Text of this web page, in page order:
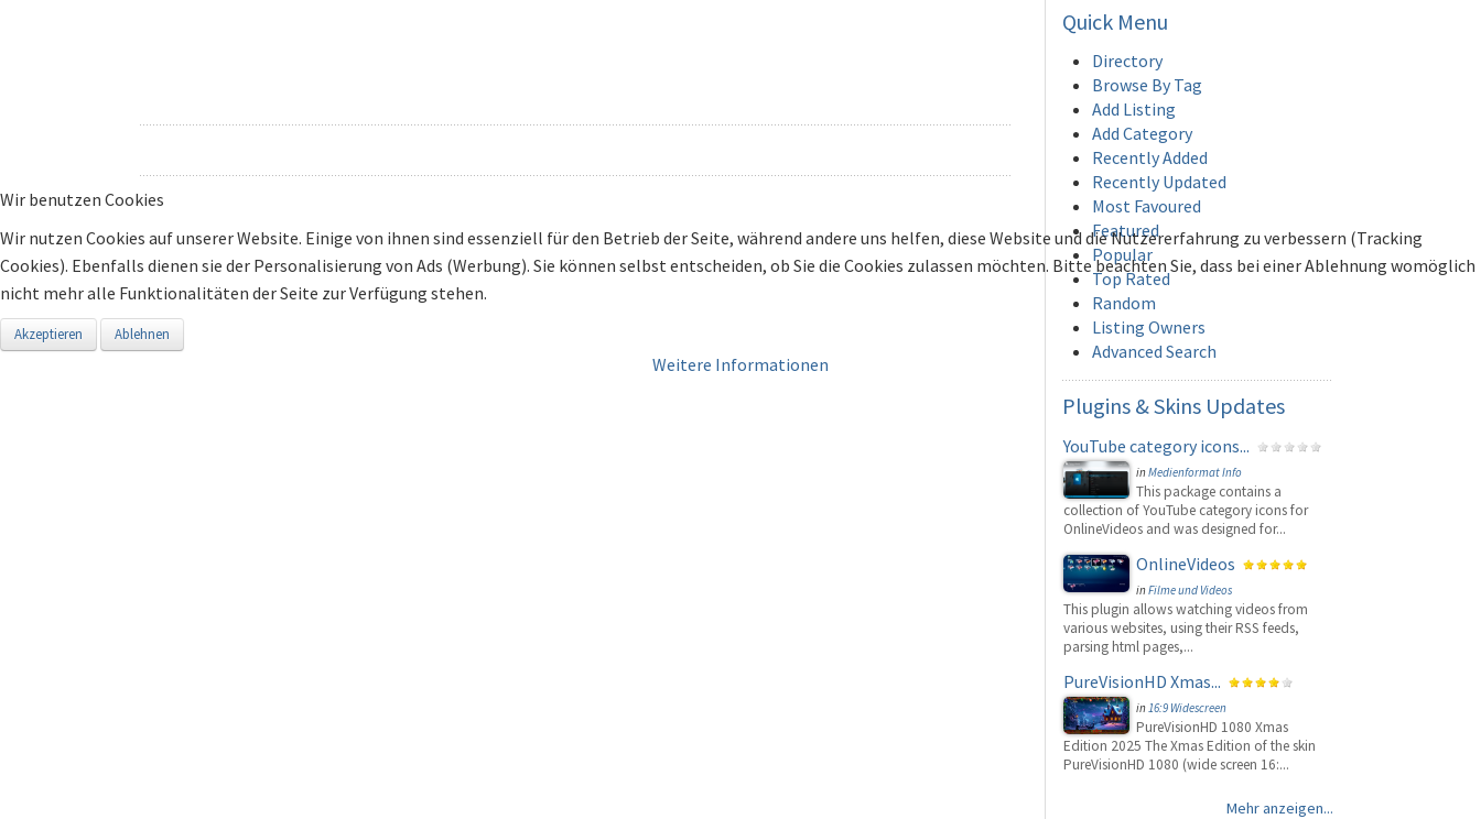
Quick Menu
Directory
Browse By Tag
Add Listing
Add Category
Recently Added
Recently Updated
Most Favoured
Featured
Popular
Top Rated
Random
Listing Owners
Advanced Search
Plugins & Skins Updates
YouTube category icons...
inMedienformat Info
This package contains a
collection of YouTube category icons for
OnlineVideos and was designed for...
OnlineVideos
inFilme und Videos
This plugin allows watching videos from
various websites, using their RSS feeds,
parsing html pages,...
PureVisionHD Xmas...
in16:9 Widescreen
PureVisionHD 1080 Xmas
Edition 2025 The Xmas Edition of the skin
PureVisionHD 1080 (wide screen 16:...
Mehr anzeigen...
Wir benutzen Cookies
Wir nutzen Cookies auf unserer Website. Einige von ihnen sind essenziell für den Betrieb der Seite, während andere uns helfen, diese Website und die Nutzererfahrung zu verbessern (Tracking
Cookies). Ebenfalls dienen sie der Personalisierung von Ads (Werbung). Sie können selbst entscheiden, ob Sie die Cookies zulassen möchten. Bitte beachten Sie, dass bei einer Ablehnung womöglich
nicht mehr alle Funktionalitäten der Seite zur Verfügung stehen.
Akzeptieren Ablehnen
Weitere Informationen